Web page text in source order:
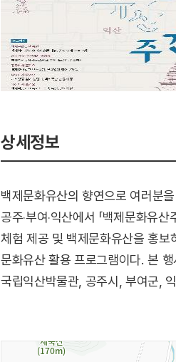
상세정보
백제문화유산의 향연으로 여러분
공주‧부여‧익산에서 「백제문화유
체험 제공 및 백제문화유산을 홍보
문화유산 활용 프로그램이다. 본
국립익산박물관, 공주시, 부여군,
[행사내용]